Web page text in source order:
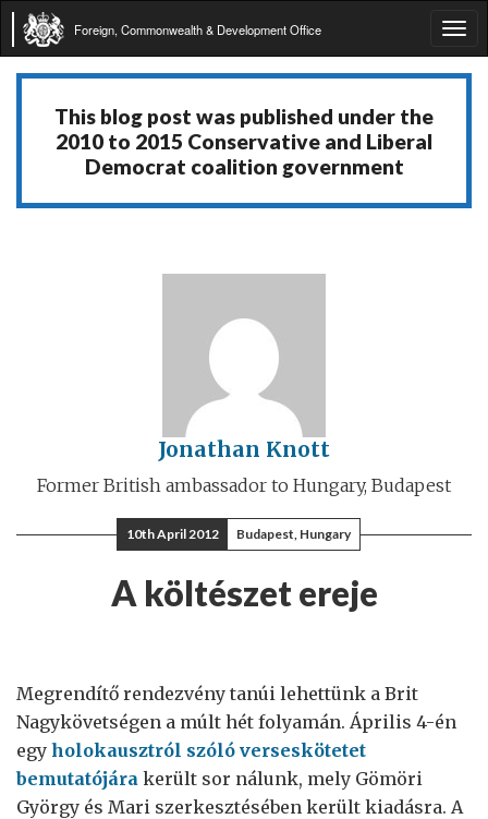
Foreign, Commonwealth & Development Office
This blog post was published under the
2010 to 2015 Conservative and Liberal
Democrat coalition government
Jonathan Knott
Former British ambassador to Hungary, Budapest
10th April 2012 Budapest, Hungary
A költészet ereje
Megrendítő rendezvény tanúi lehettünk a Brit
Nagykövetségen a múlt hét folyamán. Április 4-én
egy holokausztról szóló verseskötetet
bemutatójára került sor nálunk, mely Gömöri
György és Mari szerkesztésében került kiadásra. A